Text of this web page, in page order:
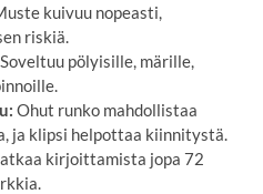
kuivuu nopeasti,
riskiä.
Soveltuu pölyisille, märille,
Ohut runko mahdollistaa
ja klipsi helpottaa kiinnitystä.
kirjoittamista jopa 72